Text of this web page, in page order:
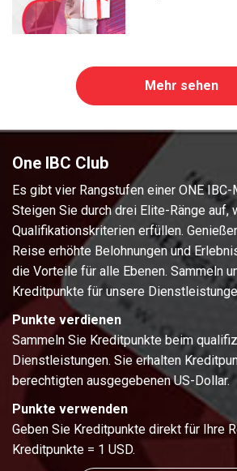
Mehr sehen
One IBC Club
Es gibt vier Rangstufen einer ONE
Steigen Sie durch drei Elite-Ränge auf,
Qualifikationskriterien erfüllen.
Reise erhöhte Belohnungen und
die Vorteile für alle Ebenen. Sammeln
Kreditpunkte für unsere
Punkte verdienen
Sammeln Sie Kreditpunkte beim
Dienstleistungen. Sie erhalten
berechtigten ausgegebenen US-Dollar.
Punkte verwenden
Geben Sie Kreditpunkte direkt für Ihre
Kreditpunkte = 1 USD.